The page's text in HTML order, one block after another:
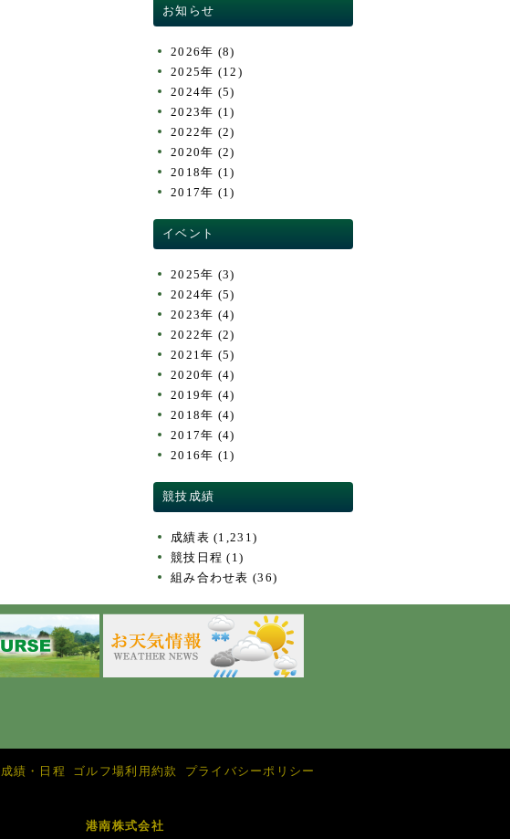
お知らせ
2026年 (8)
2025年 (12)
2024年 (5)
2023年 (1)
2022年 (2)
2020年 (2)
2018年 (1)
2017年 (1)
イベント
2025年 (3)
2024年 (5)
2023年 (4)
2022年 (2)
2021年 (5)
2020年 (4)
2019年 (4)
2018年 (4)
2017年 (4)
2016年 (1)
競技成績
成績表 (1,231)
競技日程 (1)
組み合わせ表 (36)
績・日程 ゴルフ場利用約款
プライバシーポリシー
港南株式会社